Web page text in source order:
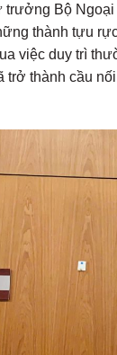
trưởng Bộ
thành tựu
việc duy trì
trở thành cầu